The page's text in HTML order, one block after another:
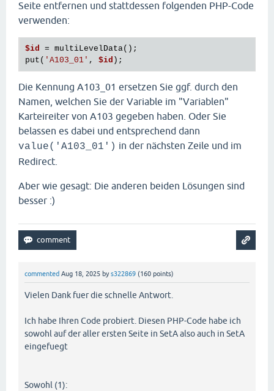
Seite entfernen und stattdessen folgenden PHP-Code
verwenden:
$id
= multiLevelData();
put( 'A103_01' , $id
Die Kennung A103_01 ersetzen Sie ggf. durch den
Namen, welchen Sie der Variable im "Variablen"
Karteireiter von A103 gegeben haben. Oder Sie
belassen es dabei und entsprechend dann
value('A103_01') in der nächsten Zeile und im
Redirect.
Aber wie gesagt: Die anderen beiden Lösungen sind
besser :)
commented Aug 18, 2025 bys322869 (160 points)
Vielen Dank fuer die schnelle Antwort.
Ich habe Ihren Code probiert. Diesen PHP-Code habe ich
sowohl auf der aller ersten Seite in SetA also auch in SetA
eingefuegt
Sowohl (1):